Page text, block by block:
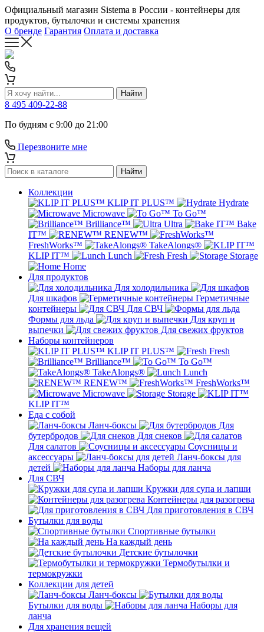
Официальный магазин Sistema в России - контейнеры для
продуктов, бутылочки и системы хранения
О бренде Гарантия Оплата и доставка
Найти
8 495 409-22-88
По будням с 9:00 до 21:00
Перезвоните мне
Найти
Коллекции
KLIP IT PLUS™
Hydrate
Microwave
To Go™
Brilliance™
Ultra
Bake
IT™
RENEW™
FreshWorks™
TakeAlongs®
KLIP IT™
Lunch Fresh
Storage
Home
Для продуктов
Для холодильника
Для шкафов
Герметичные
контейнеры
Для СВЧ
Формы для льда
Для круп и
выпечки
Для свежих фруктов
Наборы контейнеров
KLIP IT PLUS™
Fresh
Brilliance™
To Go™
TakeAlongs®
Lunch
RENEW™
FreshWorks™
Microwave
Storage
KLIP IT™
Еда с собой
Ланч-боксы
Для
бутербродов
Для снеков
Для салатов
Соусницы и
аксессуары
Ланч-боксы для
детей
Наборы для ланча
Для СВЧ
Кружки для супа и лапши
Контейнеры для разогрева
Для приготовления в СВЧ
Бутылки для воды
Спортивные бутылки
На каждый день
Детские бутылочки
Термобутылки и
термокружки
Коллекции для детей
Ланч-боксы
Бутылки для воды
Наборы для
ланча
Для хранения вещей